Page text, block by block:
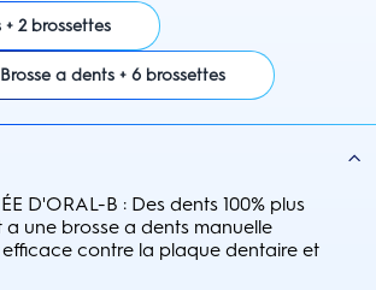
2 brossettes
Brosse a dents + 6 brossettes
D'ORAL-B : Des dents 100% plus
une brosse a dents manuelle
contre la plaque dentaire et